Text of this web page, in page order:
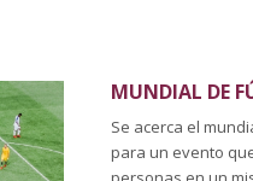
MUNDIAL DE
Se acerca el
para un evento